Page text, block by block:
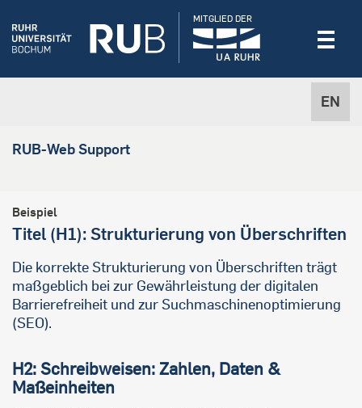
EN
MITGLIED DER
RUB-Web Support
Beispiel
Titel (H1): Strukturierung von Überschriften
Die korrekte Strukturierung von Überschriften trägt
maßgeblich bei zur Gewährleistung der digitalen
Barrierefreiheit und zur Suchmaschinenoptimierung
(SEO).
H2:Schreibweisen: Zahlen, Daten &
Maßeinheiten